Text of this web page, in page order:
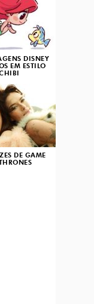
DISNEY
EM ESTILO
DE GAME